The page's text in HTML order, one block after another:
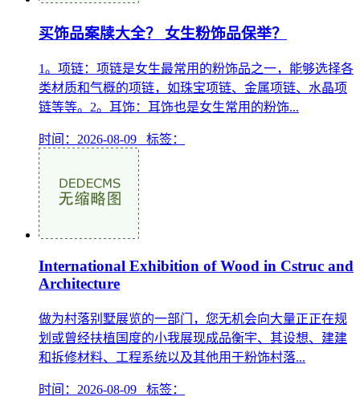
买饰品案牍大全？ 女生粉饰品保举？
1。项链：项链是女生最常用的粉饰品之一，能够选择各
类材质和气概的项链，如珠宝项链、金属项链、水晶项
链等等。2。耳饰：耳饰也是女生常用的粉饰...
时间：2026-08-09 标签：
International Exhibition of Wood in Cstruc and
Architecture
做为村落别墅展览的一部门，您无机会向大量正正在规
划或曾经扶植国度的小我展现成品衡宇、其设想、建建
和拆修材料、工程系统以及其他用于粉饰村落...
时间：2026-08-09 标签：